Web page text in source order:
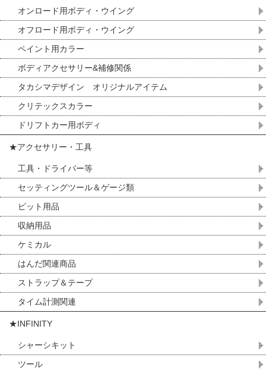
オンロード用ボディ・ウイング
オフロード用ボディ・ウイング
ペイント用カラー
ボディアクセサリー&補修関係
タカシマデザイン オリジナルアイテム
クリテックスカラー
ドリフトカー用ボディ
★アクセサリー・工具
工具・ドライバー等
セッティングツール＆ゲージ類
ピット用品
収納用品
ケミカル
はんだ関連商品
ストラップ＆テープ
タイム計測関連
★INFINITY
シャーシキット
ツール